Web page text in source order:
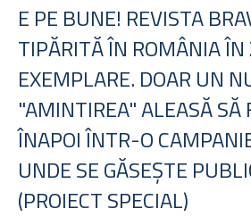
E PE BUNE! REVISTA
TIPĂRITĂ ÎN ROMÂNIA ÎN
EXEMPLARE. DOAR UN
"AMINTIREA" ALEASĂ SĂ
ÎNAPOI ÎNTR-O
UNDE SE GĂSEŞTE
(PROIECT SPECIAL)